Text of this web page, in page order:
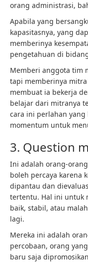
orang administrasi,
Apabila yang
kapasitasnya, yang
memberinya
pengetahuan di
Memberi anggota tim
tapi memberinya
membuat ia bekerja
belajar dari mitranya
cara ini perlahan
momentum untuk
3. Question
Ini adalah orang-
boleh percaya karena
dipantau dan
tertentu. Hal ini untuk
baik, stabil, atau
lagi.
Mereka ini adalah
percobaan, orang
baru saja